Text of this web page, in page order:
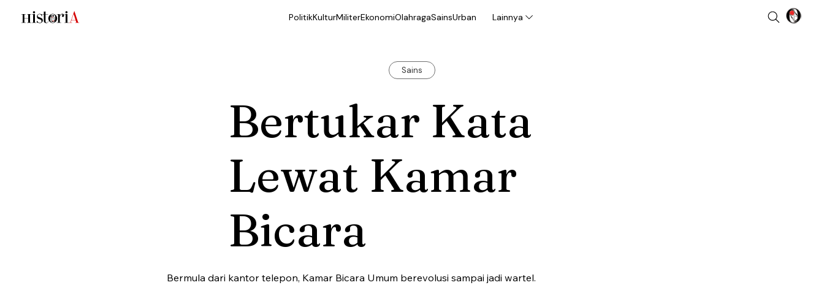
PolitikKulturMiliterEkonomiOlahragaSainsUrban Lainnya
Sains
Bertukar Kata
Lewat Kamar
Bicara
Bermula dari kantor telepon, Kamar Bicara Umum berevolusi sampai jadi wartel.